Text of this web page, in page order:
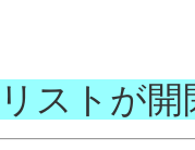
ストが開